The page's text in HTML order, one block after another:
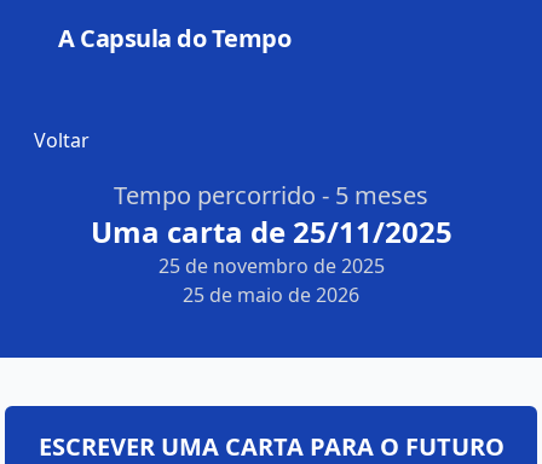
A Capsula do Tempo
Voltar
Tempo percorrido - 5 meses
Uma carta de 25/11/2025
25 de novembro de 2025
25 de maio de 2026
ESCREVER UMA CARTA PARA O FUTURO